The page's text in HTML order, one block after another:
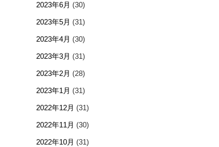
2023年6月 (30)
2023年5月 (31)
2023年4月 (30)
2023年3月 (31)
2023年2月 (28)
2023年1月 (31)
2022年12月 (31)
2022年11月 (30)
2022年10月 (31)